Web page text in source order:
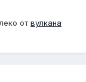
отвулкана